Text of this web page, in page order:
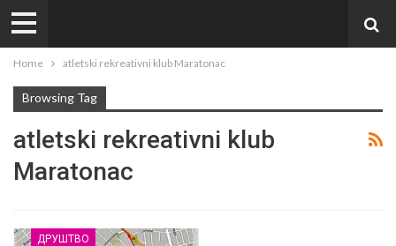
Home atletski rekreativni klub Maratonac
Browsing Tag
atletski rekreativni klub
Maratonac
ДРУШТВО